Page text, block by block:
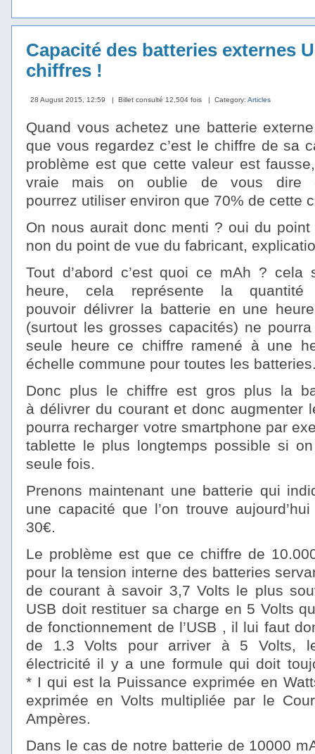
Capacité des batteries externes
chiffres !
28 August 2015, 12:59 | Billet consulté 12,504 fois | Category: Articles
Quand vous achetez une batterie
que vous regardez c’est le chiffre de sa
problème est que cette valeur est
vraie mais on oublie de vous dire
pourrez utiliser environ que 70% de cette
On nous aurait donc menti ? oui du point
non du point de vue du fabricant,
Tout d’abord c’est quoi ce mAh ? cela
heure, cela représente la
pouvoir délivrer la batterie en une
(surtout les grosses capacités) ne
seule heure ce chiffre ramené à une
échelle commune pour toutes les
Donc plus le chiffre est gros plus la
à délivrer du courant et donc augmenter
pourra recharger votre smartphone par
tablette le plus longtemps possible si
seule fois.
Prenons maintenant une batterie qui
une capacité que l’on trouve
30€.
Le problème est que ce chiffre de
pour la tension interne des batteries
de courant à savoir 3,7 Volts le plus
USB doit restituer sa charge en 5 Volts
de fonctionnement de l’USB , il lui faut
de 1.3 Volts pour arriver à 5 Volts, le
électricité il y a une formule qui doit
* I qui est la Puissance exprimée en
exprimée en Volts multipliée par le
Ampères.
Dans le cas de notre batterie de 10000